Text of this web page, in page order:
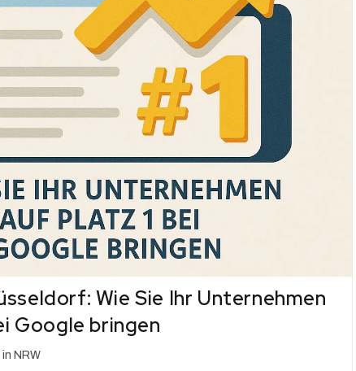
Wie Sie Ihr Unternehmen
Google bringen
in NRW